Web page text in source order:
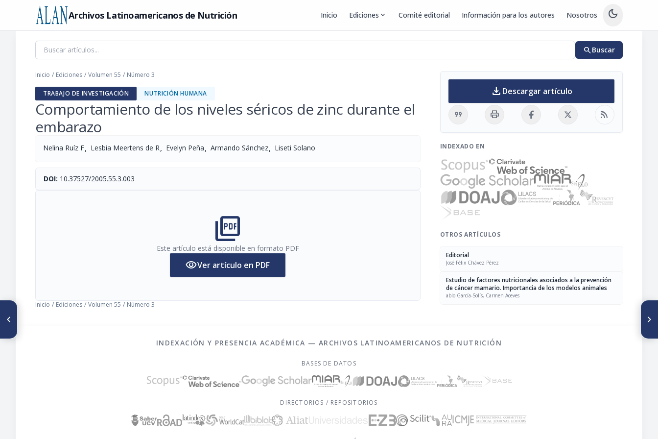
Archivos Latinoamericanos de Nutrición Inicio Ediciones expand_more Comité editorial Información para los autores Nosotros dark_mode
searchBuscar
Inicio / Ediciones / Volumen 55 / Número 3
TRABAJO DE INVESTIGACIÓN NUTRICIÓN HUMANA
Comportamiento de los niveles séricos de zinc durante el
embarazo
Nelina Ruíz F, Lesbia Meertens de R, Evelyn Peña, Armando Sánchez, Liseti Solano
DOI: 10.37527/2005.55.3.003
picture_as_pdf
Este artículo está disponible en formato PDF
visibilityVer artículo en PDF
Inicio / Ediciones / Volumen 55 / Número 3
download Descargar artículo
format_quote print rss_feed
INDEXADO EN
OTROS ARTÍCULOS
Editorial
José Félix Chávez Pérez
Estudio de factores nutricionales asociados a la prevención
de cáncer mamario. Importancia de los modelos animales
ablo García-Solís, Carmen Aceves
INDEXACIÓN Y PRESENCIA ACADÉMICA — ARCHIVOS LATINOAMERICANOS DE NUTRICIÓN
BASES DE DATOS
DIRECTORIOS / REPOSITORIOS